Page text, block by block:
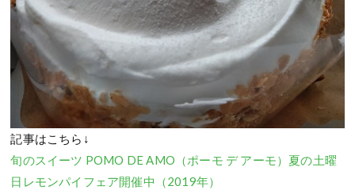
記事はこちら↓
旬のスイーツ POMO DE AMO（ポーモ デ アーモ）夏の土曜
日レモンパイフェア開催中（2019年）